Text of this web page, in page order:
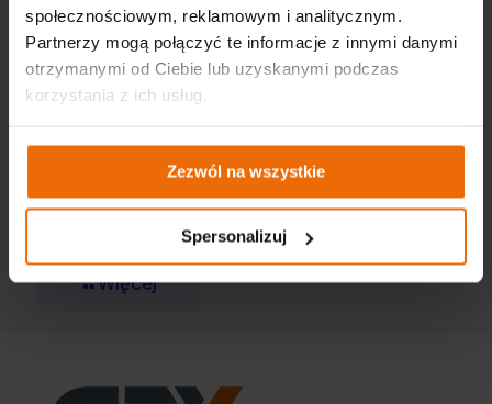
społecznościowym, reklamowym i analitycznym.
Partnerzy mogą połączyć te informacje z innymi danymi
otrzymanymi od Ciebie lub uzyskanymi podczas
korzystania z ich usług.
Zezwól na wszystkie
Spersonalizuj
Каталог Outdoor Hobby 2025
Więcej